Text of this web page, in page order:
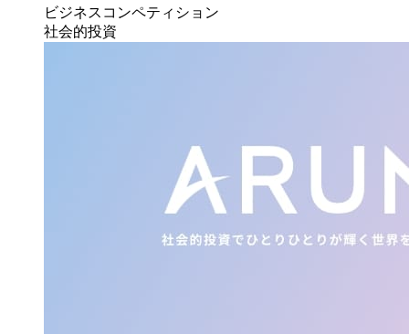
ビジネスコンペティション
社会的投資